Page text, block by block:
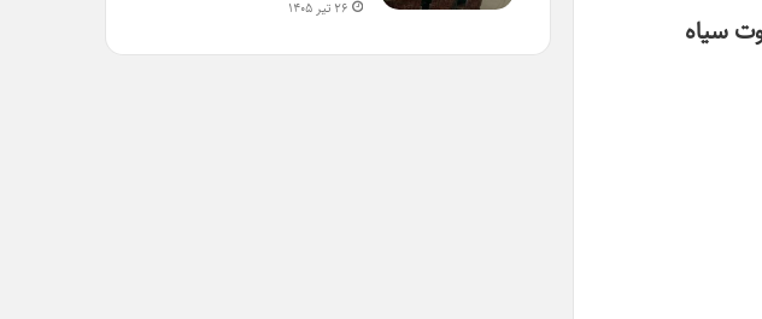
سیاه
۲۶ تیر ۱۴۰۵